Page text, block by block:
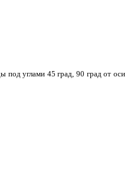
углами 45 град, 90 град от оси